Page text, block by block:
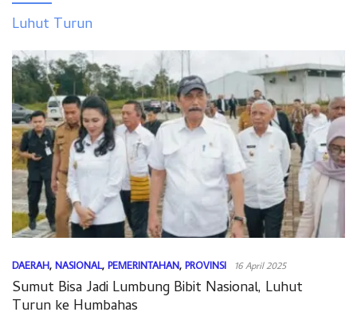
Luhut Turun
DAERAH, NASIONAL, PEMERINTAHAN, PROVINSI 16 April 2025
Sumut Bisa Jadi Lumbung Bibit Nasional, Luhut
Turun ke Humbahas